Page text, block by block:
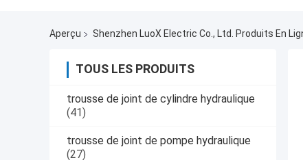
Aperçu Shenzhen LuoX Electric Co., Ltd. Produits En
TOUS LES PRODUITS
trousse de joint de cylindre hydraulique
(41)
trousse de joint de pompe hydraulique
(27)